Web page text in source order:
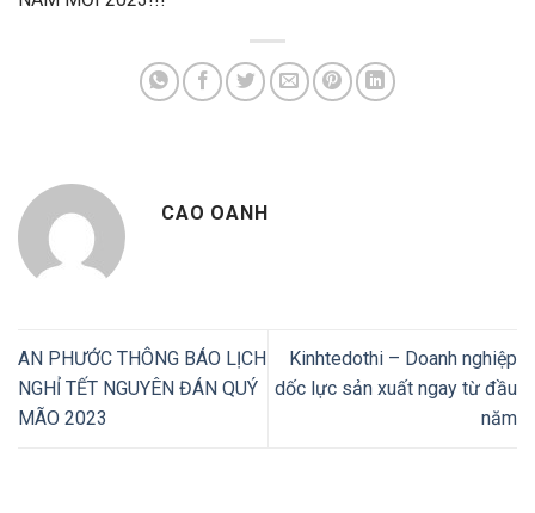
CAO OANH
AN PHƯỚC THÔNG BÁO LỊCH
NGHỈ TẾT NGUYÊN ĐÁN QUÝ
MÃO 2023
Kinhtedothi – Doanh nghiệp
dốc lực sản xuất ngay từ đầu
năm